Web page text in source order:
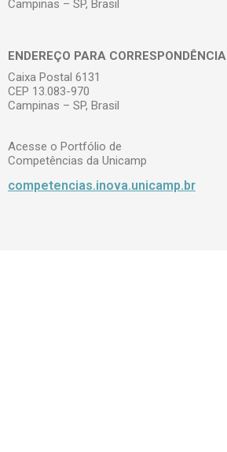
Campinas – SP, Brasil
ENDEREÇO PARA CORRESPONDÊNCIA
Caixa Postal 6131
CEP 13.083-970
Campinas – SP, Brasil
Acesse o Portfólio de
Competências da Unicamp
competencias.inova.unicamp.br